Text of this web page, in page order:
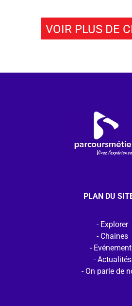
VOIR PLUS DE
PLAN DU
Explorer
Chaines
Actualités
On parle de